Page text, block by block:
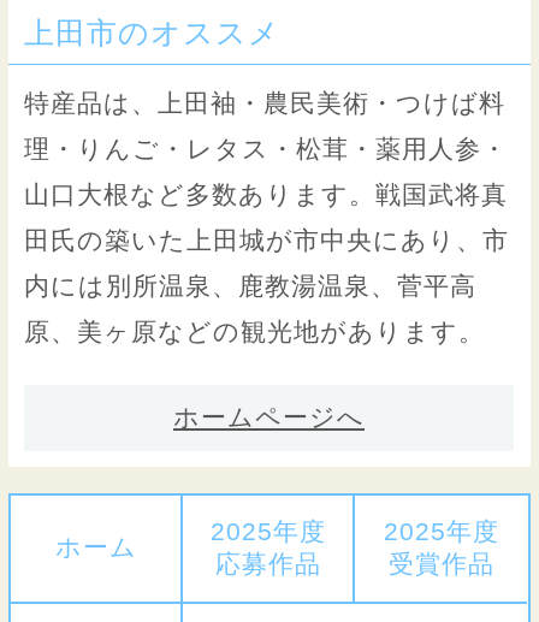
上田市のオススメ
特産品は、上田袖・農民美術・つけば料
理・りんご・レタス・松茸・薬用人参・
山口大根など多数あります。戦国武将真
田氏の築いた上田城が市中央にあり、市
内には別所温泉、鹿教湯温泉、菅平高
原、美ヶ原などの観光地があります。
ホームページへ
ホーム
2025年度
応募作品
2025年度
受賞作品